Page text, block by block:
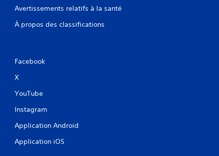
Avertissements relatifs à la santé
À propos des classifications
Facebook
X
YouTube
Instagram
Application Android
Application iOS